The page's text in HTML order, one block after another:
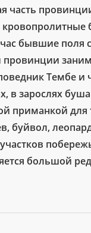
часть
бывшие поля
провинции
Тембе и
в зарослях
для
буйвол,
большой